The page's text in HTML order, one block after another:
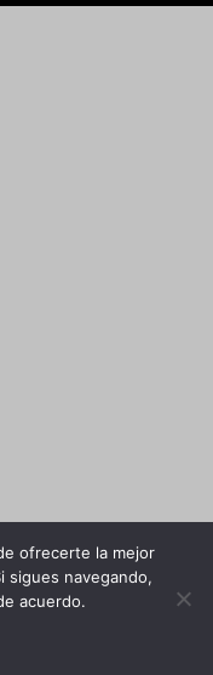
ofrecerte la mejor
sigues navegando,
acuerdo.